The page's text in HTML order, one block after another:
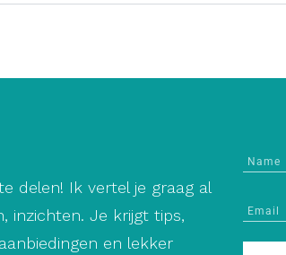
delen! Ik vertel je graag al
inzichten. Je krijgt tips,
en lekker